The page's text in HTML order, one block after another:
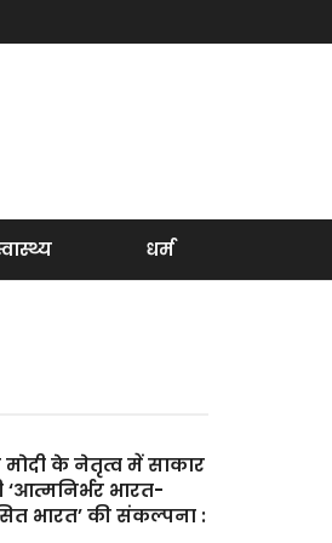
धर्म
मोदी के नेतृत्व में साकार
‘आत्मनिर्भर भारत-
भारत’ की संकल्पना :